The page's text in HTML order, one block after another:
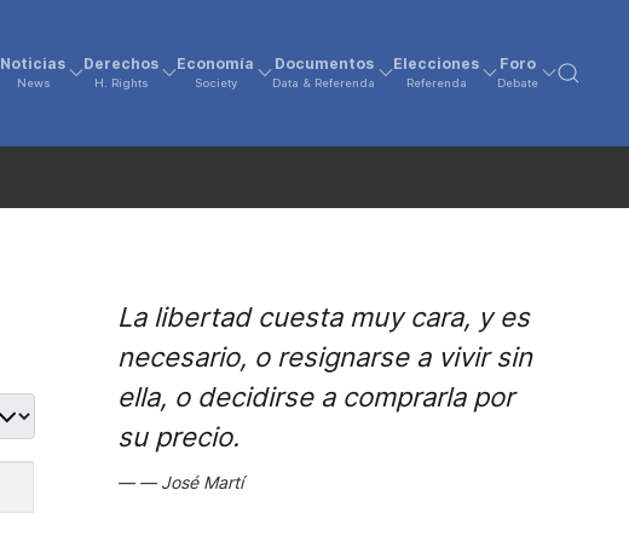
Noticias
News
Derechos
H. Rights
Economía
Society
Documentos
Data & Referenda
Elecciones
Referenda
Foro
Debate
La libertad cuesta muy cara, y es
necesario, o resignarse a vivir sin
ella, o decidirse a comprarla por
su precio.
José Martí